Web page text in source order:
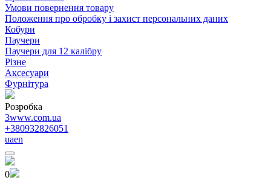
Умови повернення товару
Положення про обробку і захист персональних даних
Кобури
Паучери
Паучери для 12 калібру
Різне
Аксесуари
Фурнітура
Розробка
3www.com.ua
+380932826051
uaen
0